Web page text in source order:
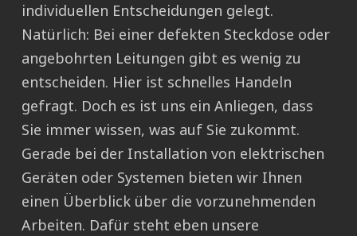
individuellen Entscheidungen gelegt.
Natürlich: Bei einer defekten Steckdose oder
angebohrten Leitungen gibt es wenig zu
entscheiden. Hier ist schnelles Handeln
gefragt. Doch es ist uns ein Anliegen, dass
Sie immer wissen, was auf Sie zukommt.
Gerade bei der Installation von elektrischen
Geräten oder Systemen bieten wir Ihnen
einen Überblick über die vorzunehmenden
Arbeiten. Dafür steht eben unsere